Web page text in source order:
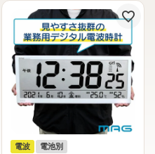
電波
電池別